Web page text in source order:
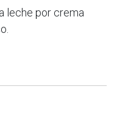
leche por crema